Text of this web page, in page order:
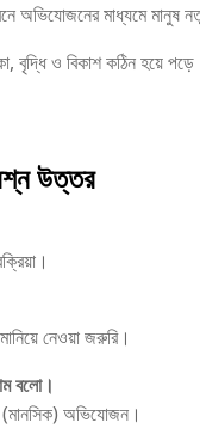
অভিযোজনের মাধ্যমে মানুষ
বৃদ্ধি ও বিকাশ কঠিন হয়ে
উত্তর
নেওয়া জরুরি।
বলো।
অভিযোজন।